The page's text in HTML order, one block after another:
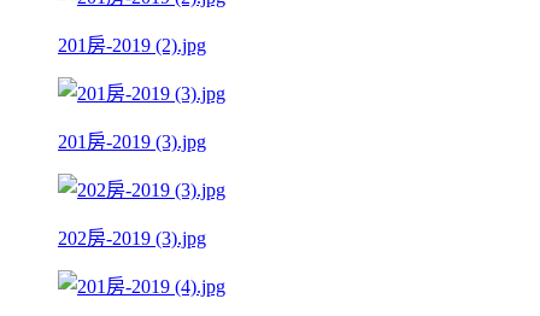
201房-2019 (2).jpg
201房-2019 (3).jpg
202房-2019 (3).jpg